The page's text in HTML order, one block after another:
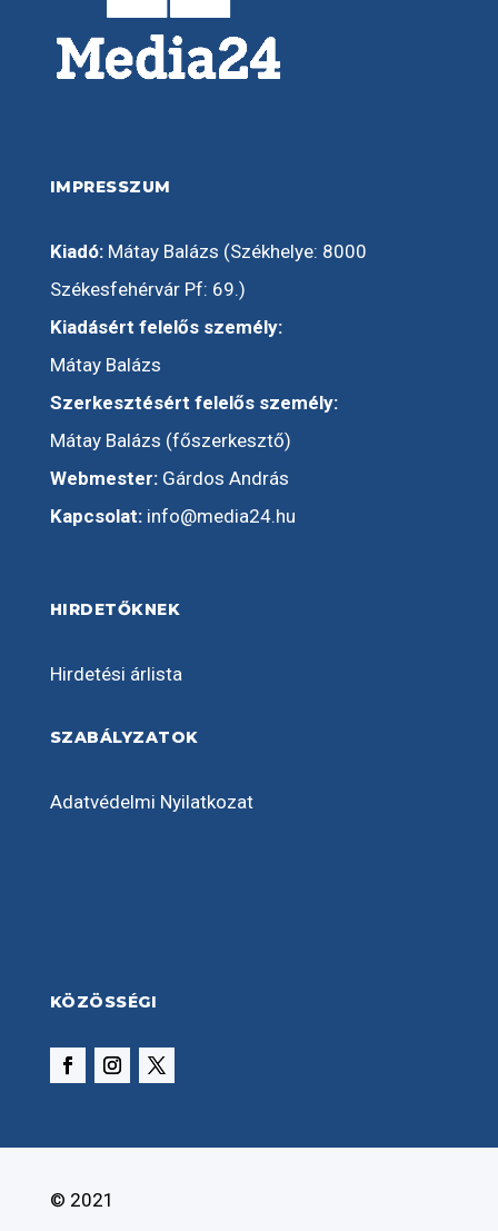
IMPRESSZUM
Kiadó:Mátay Balázs (Székhelye: 8000
Székesfehérvár Pf: 69.)
Kiadásért felelős személy:
Mátay Balázs
Szerkesztésért felelős személy:
Mátay Balázs (főszerkesztő)
Webmester:Gárdos András
Kapcsolat: info@media24.hu
HIRDETŐKNEK
Hirdetési árlista
SZABÁLYZATOK
Adatvédelmi Nyilatkozat
KÖZÖSSÉGI
© 2021